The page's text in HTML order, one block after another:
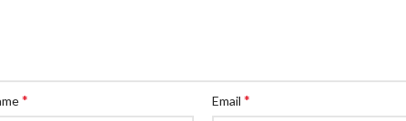
* Email *